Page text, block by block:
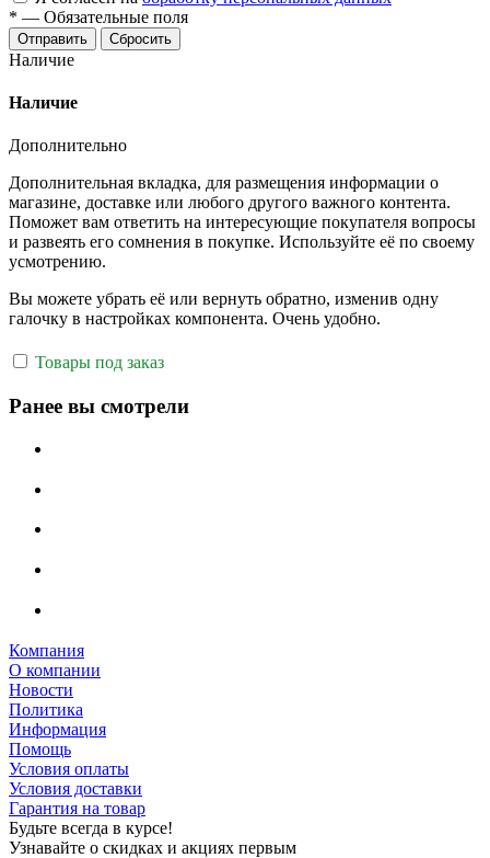
* — Обязательные поля
Отправить Сбросить
Наличие
Наличие
Дополнительно
Дополнительная вкладка, для размещения информации о
магазине, доставке или любого другого важного контента.
Поможет вам ответить на интересующие покупателя вопросы
и развеять его сомнения в покупке. Используйте её по своему
усмотрению.
Вы можете убрать её или вернуть обратно, изменив одну
галочку в настройках компонента. Очень удобно.
Товары под заказ
Ранее вы смотрели
Компания
О компании
Новости
Политика
Информация
Помощь
Условия оплаты
Условия доставки
Гарантия на товар
Будьте всегда в курсе!
Узнавайте о скидках и акциях первым